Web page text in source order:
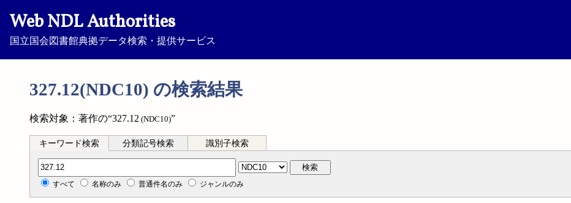
Web NDL Authorities
国立国会図書館典拠データ検索・提供サービス
327.12(NDC10) の検索結果
検索対象：著作の“327.12 (NDC10)”
キーワード検索 分類記号検索 識別子検索
分類記号検索 検索
すべて 名称のみ 普通件名のみ ジャンルのみ